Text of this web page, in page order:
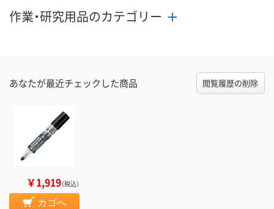
作業・研究用品のカテゴリー
あなたが最近チェックした商品 閲覧履歴の削除
￥1,919（税込）
カゴへ